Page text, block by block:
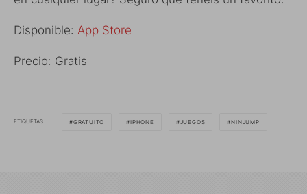
Disponible: App Store
Precio: Gratis
ETIQUETAS GRATUITO IPHONE JUEGOS NINJUMP